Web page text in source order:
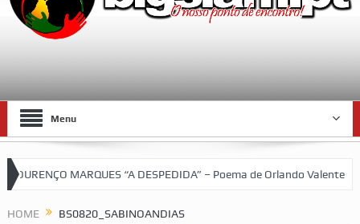
Menu
MARQUES “A DESPEDIDA” – Poema de Orlando Valente
HOME BS0820_SABINOANDIAS